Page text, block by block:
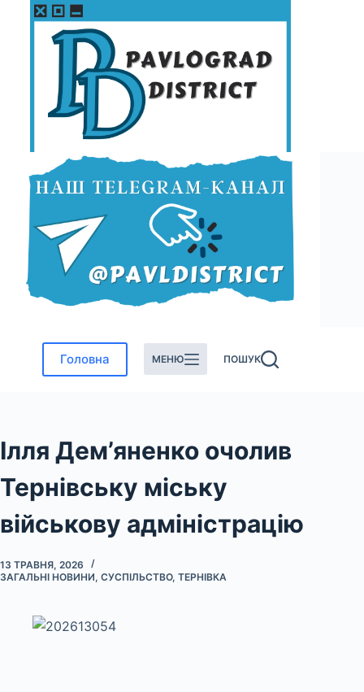
Перейти
Головна МЕНЮ ПОШУК
Ілля Дем’яненко очолив
Тернівську міську
військову адміністрацію
13 ТРАВНЯ, 2026
ЗАГАЛЬНІ НОВИНИ, СУСПІЛЬСТВО, ТЕРНІВКА